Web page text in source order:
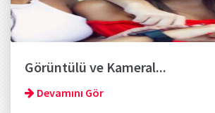
Görüntülü ve Kameral...
Devamını Gör